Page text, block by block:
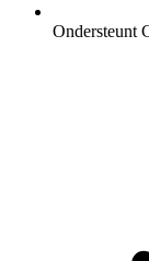
Ondersteunt